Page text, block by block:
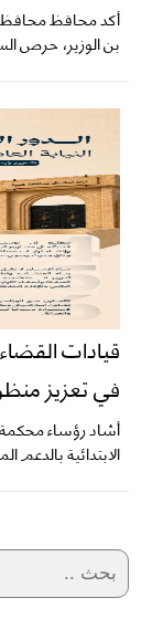
أكد محافظ
بن الوزير، حرص
قيادات
في تعزيز
​أشاد رؤساء
الابتدائية